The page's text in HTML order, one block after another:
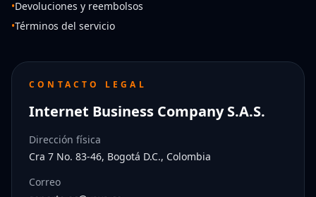
•Devoluciones y reembolsos
•Términos del servicio
CONTACTO LEGAL
Internet Business Company S.A.S.
Dirección física
Cra 7 No. 83-46, Bogotá D.C., Colombia
Correo